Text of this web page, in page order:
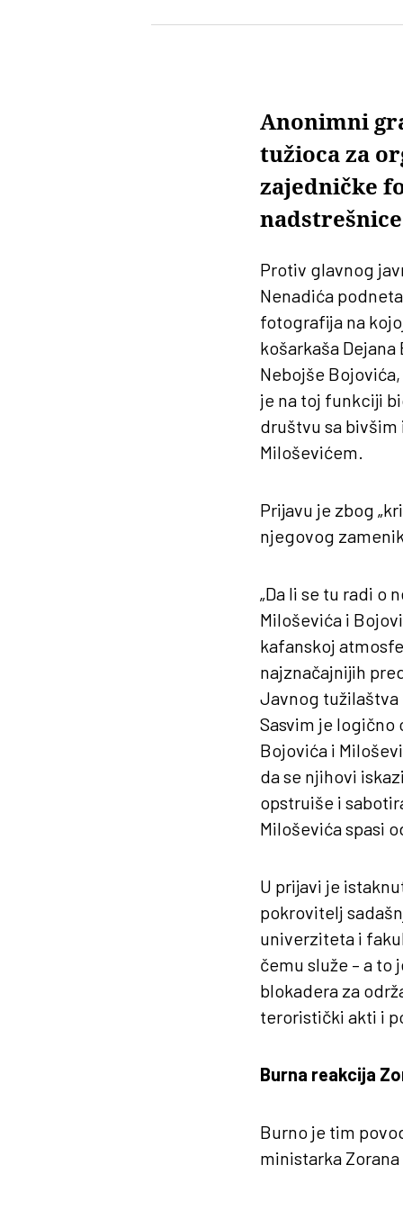
Anonimni
tužioca za
zajedničke
Protiv glavnog
Nenadića
fotografija na
košarkaša
Nebojše
je na toj funkciji
društvu sa
Miloševićem.
Prijavu je zbog
njegovog
„Da li se tu radi o
Miloševića i
kafanskoj
najznačajnijih
Javnog tužilaštva
Sasvim je
Bojovića i
da se njihovi
opstruiše i
Miloševića spasi
U prijavi je
pokrovitelj
univerziteta i
čemu služe – a
blokadera za
teroristički akti i
Burna reakcija
Burno je tim
ministarka